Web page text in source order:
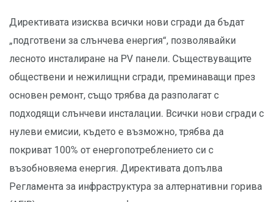
Директивата изисква всички нови сгради да бъдат
„подготвени за слънчева енергия“, позволявайки
лесното инсталиране на PV панели. Съществуващите
обществени и нежилищни сгради, преминаващи през
основен ремонт, също трябва да разполагат с
подходящи слънчеви инсталации. Всички нови сгради с
нулеви емисии, където е възможно, трябва да
покриват 100% от енергопотреблението си с
възобновяема енергия. Директивата допълва
Регламента за инфраструктура за алтернативни горива